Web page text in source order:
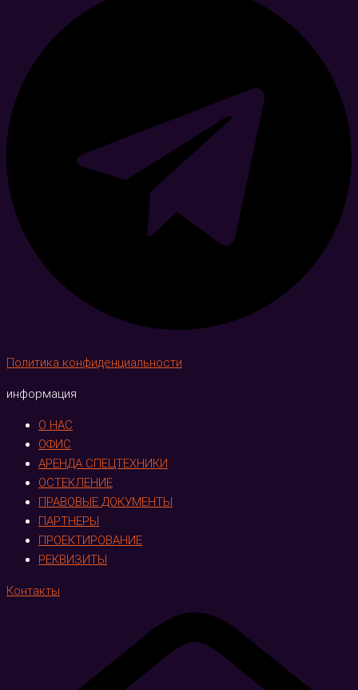
Политика конфиденциальности
информация
О НАС
ОФИС
АРЕНДА СПЕЦТЕХНИКИ
ОСТЕКЛЕНИЕ
ПРАВОВЫЕ ДОКУМЕНТЫ
ПАРТНЕРЫ
ПРОЕКТИРОВАНИЕ
РЕКВИЗИТЫ
Контакты